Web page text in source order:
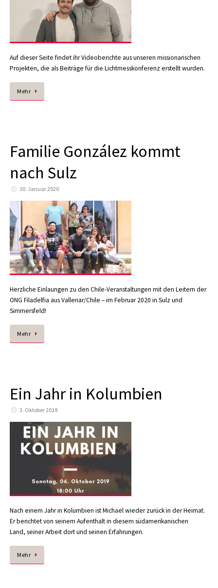
Auf dieser Seite findet ihr Videoberichte aus unseren missionarischen
Projekten, die als Beiträge für die Lichtmesskonferenz erstellt wurden.
Mehr
Familie González kommt
nach Sulz
30. Januar 2020
Herzliche Einlaungen zu den Chile-Veranstaltungen mit den Leitern der
ONG Filadelfia aus Vallenar/Chile – im Februar 2020 in Sulz und
Simmersfeld!
Mehr
Ein Jahr in Kolumbien
3. Oktober 2019
Nach einem Jahr in Kolumbien ist Michael wieder zurück in der Heimat.
Er berichtet von seinem Aufenthalt in diesem südamerikanischen
Land, seiner Arbeit dort und seinen Erfahrungen.
Mehr